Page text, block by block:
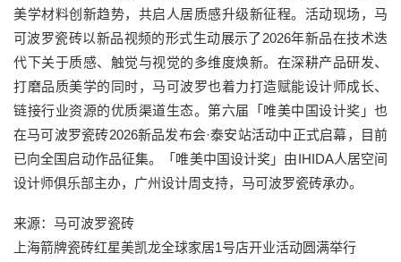
美学材料创新趋势，共启人居质感升级新征程。活动现场，马
可波罗瓷砖以新品视频的形式生动展示了2026年新品在技术迭
代下关于质感、触觉与视觉的多维度焕新。在深耕产品研发、
打磨品质美学的同时，马可波罗也着力打造赋能设计师成长、
链接行业资源的优质渠道生态。第六届「唯美中国设计奖」也
在马可波罗瓷砖2026新品发布会·泰安站活动中正式启幕，目前
已向全国启动作品征集。「唯美中国设计奖」由IHIDA人居空间
设计师俱乐部主办，广州设计周支持，马可波罗瓷砖承办。
来源：马可波罗瓷砖
上海箭牌瓷砖红星美凯龙全球家居1号店开业活动圆满举行